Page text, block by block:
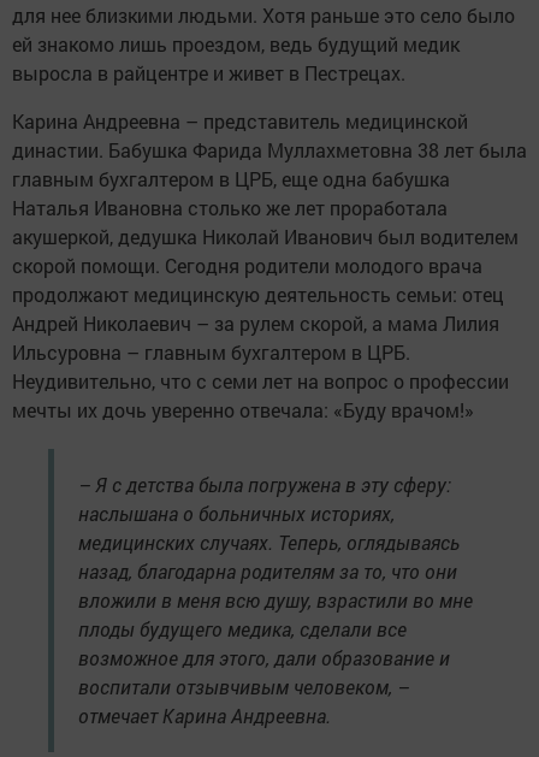
для нее близкими людьми. Хотя раньше это село было
ей знакомо лишь проездом, ведь будущий медик
выросла в райцентре и живет в Пестрецах.
Карина Андреевна – представитель медицинской
династии. Бабушка Фарида Муллахметовна 38 лет была
главным бухгалтером в ЦРБ, еще одна бабушка
Наталья Ивановна столько же лет проработала
акушеркой, дедушка Николай Иванович был водителем
скорой помощи. Сегодня родители молодого врача
продолжают медицинскую деятельность семьи: отец
Андрей Николаевич – за рулем скорой, а мама Лилия
Ильсуровна – главным бухгалтером в ЦРБ.
Неудивительно, что с семи лет на вопрос о профессии
мечты их дочь уверенно отвечала: «Буду врачом!»
– Я с детства была погружена в эту сферу:
наслышана о больничных историях,
медицинских случаях. Теперь, оглядываясь
назад, благодарна родителям за то, что они
вложили в меня всю душу, взрастили во мне
плоды будущего медика, сделали все
возможное для этого, дали образование и
воспитали отзывчивым человеком, –
отмечает Карина Андреевна.